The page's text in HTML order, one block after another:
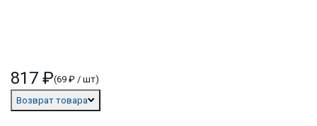
817 ₽(69 ₽ / шт)
Возврат товара